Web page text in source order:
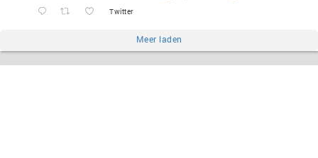
Twitter
Meer laden